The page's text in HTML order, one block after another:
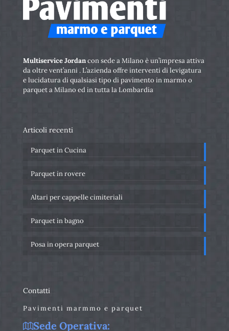
Multiservice Jordancon sede a Milano è un’impresa attiva
da oltre vent’anni . L’azienda offre interventi di levigatura
e lucidatura di qualsiasi tipo di pavimento in marmo o
parquet a Milano ed in tutta la Lombardia
Articoli recenti
Parquet in Cucina
Parquet in rovere
Altari per cappelle cimiteriali
Parquet in bagno
Posa in opera parquet
Contatti
Pavimenti marmmo e parquet
Sede Operativa: